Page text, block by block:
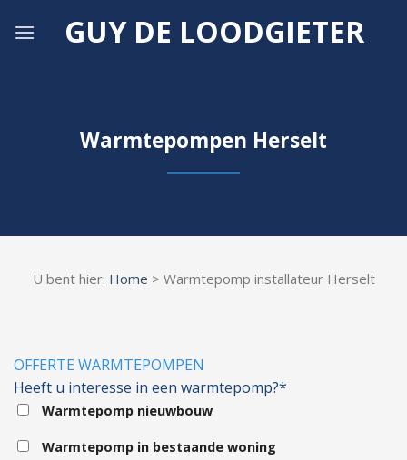
GUY DE LOODGIETER
Warmtepompen Herselt
U bent hier: Home > Warmtepomp installateur Herselt
OFFERTE WARMTEPOMPEN
Heeft u interesse in een warmtepomp?*
Warmtepomp nieuwbouw
Warmtepomp in bestaande woning